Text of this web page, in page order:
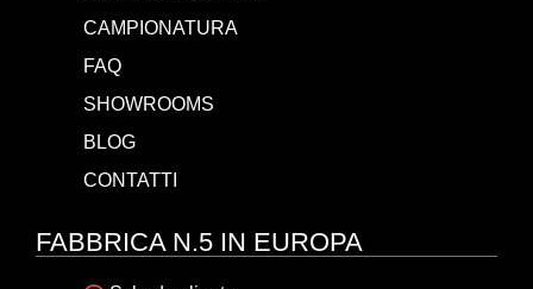
CAMPIONATURA
FAQ
SHOWROOMS
BLOG
CONTATTI
FABBRICA N.5 IN EUROPA